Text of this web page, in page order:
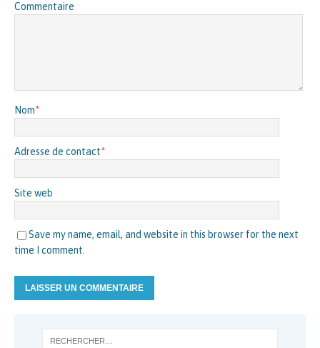
Commentaire
Nom*
Adresse de contact*
Site web
Save my name, email, and website in this browser for the next
time I comment.